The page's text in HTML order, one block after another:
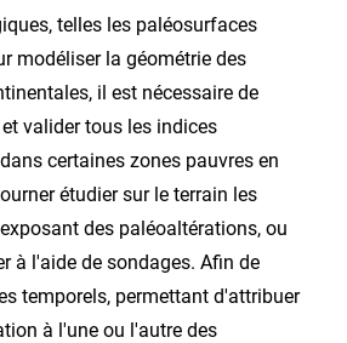
telles les paléosurfaces
modéliser la géométrie des
il est nécessaire de
valider tous les indices
certaines zones pauvres en
étudier sur le terrain les
des paléoaltérations, ou
à l'aide de sondages. Afin de
temporels, permettant d'attribuer
à l'une ou l'autre des